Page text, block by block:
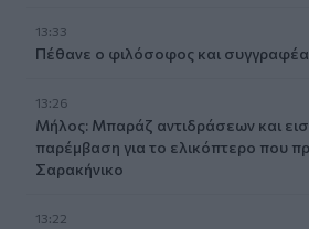
13:33
Πέθανε ο φιλόσοφος και
13:26
Μήλος: Μπαράζ αντιδράσεων και
παρέμβαση για το ελικόπτερο που
Σαρακήνικο
13:22